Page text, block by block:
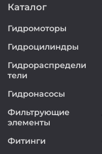
Каталог
Гидромоторы
Гидроцилиндры
Гидрораспредели
тели
Гидронасосы
Фильтрующие
элементы
Фитинги